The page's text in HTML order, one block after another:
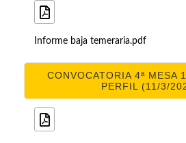
Informe baja temeraria.pdf
CONVOCATORIA 4ª MESA
PERFIL (11/3/